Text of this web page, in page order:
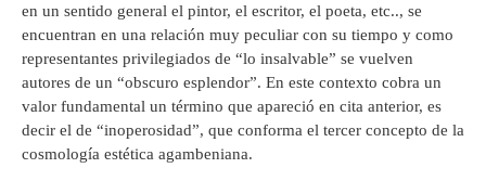
en un sentido general el pintor, el escritor, el poeta, etc.., se
encuentran en una relación muy peculiar con su tiempo y como
representantes privilegiados de “lo insalvable” se vuelven
autores de un “obscuro esplendor”. En este contexto cobra un
valor fundamental un término que apareció en cita anterior, es
decir el de “inoperosidad”, que conforma el tercer concepto de la
cosmología estética agambeniana.